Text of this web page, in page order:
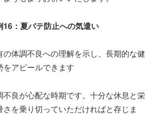
16：夏バテ防止への気遣い
の体調不良への理解を示し、長期的な健
をアピールできます
不良が心配な時期です。十分な休息と栄
を乗り切っていただければと存じま